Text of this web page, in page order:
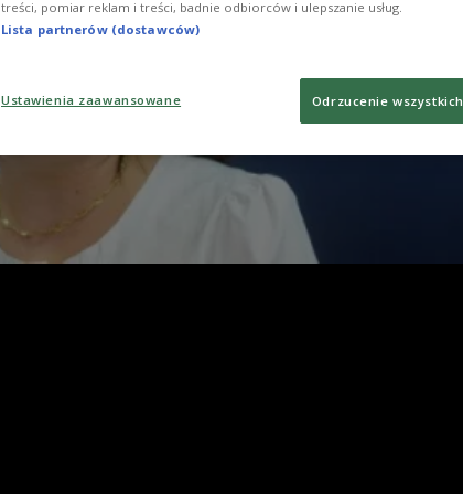
treści, pomiar reklam i treści, badnie odbiorców i ulepszanie usług.
Lista partnerów (dostawców)
Ustawienia zaawansowane Odrzucenie wszystkich